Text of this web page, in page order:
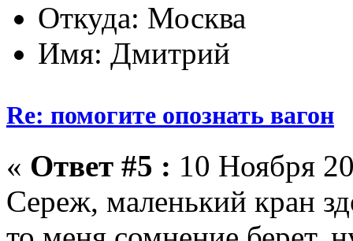
Откуда: Москва
Имя: Дмитрий
Re: помогите опознать вагон
« Ответ #5 : 10 Ноября
Сереж, маленький кран